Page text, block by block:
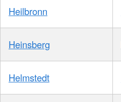
Heilbronn
Heinsberg
Helmstedt